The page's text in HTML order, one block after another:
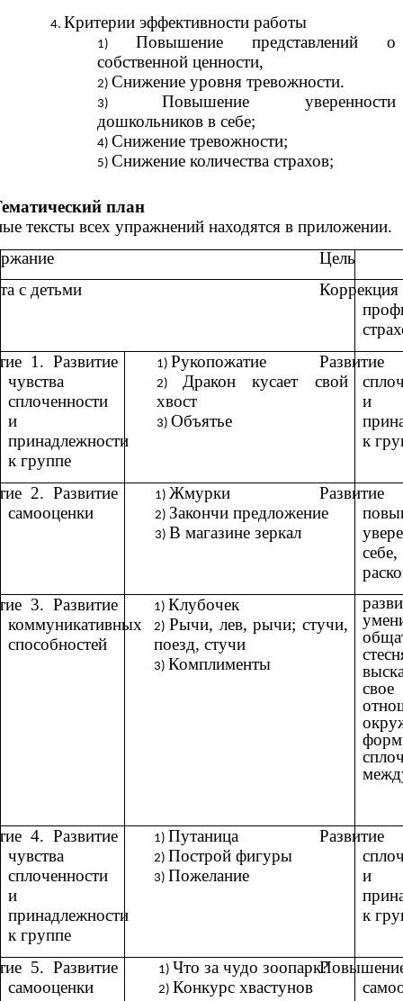
Критерии эффективности работы
Повышение представлений о
собственной ценности,
Снижение уровня тревожности.
Повышение уверенности
дошкольников в себе;
Снижение тревожности;
Снижение количества страхов;
план
тексты всех упражнений находятся в приложении.
Цель
с детьми
1. Развитие
чувства
сплоченности
и
принадлежности
к группе
Рукопожатие
Дракон кусает свой
хвост
Объятье
и
к
2. Развитие
самооценки
Жмурки
Закончи предложение
В магазине зеркал
себе,
3. Развитие
коммуникативных
способностей
Клубочек
Рычи, лев, рычи; стучи,
поезд, стучи
Комплименты
свое
4. Развитие
чувства
сплоченности
и
принадлежности
к группе
Путаница
Построй фигуры
Пожелание
и
к
5. Развитие
самооценки
Что за чудо зоопарк?
Конкурс хвастунов